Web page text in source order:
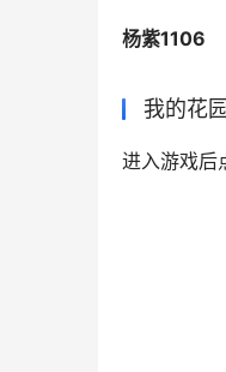
杨紫1106
我的花
进入游戏后